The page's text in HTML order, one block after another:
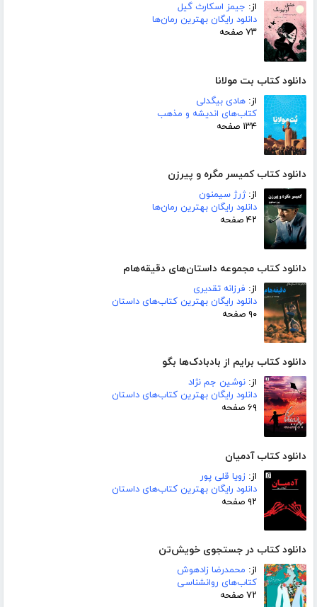
از: جیمز اسکارث گیل
دانلود رایگان بهترین رمان‌ها
۷۳ صفحه
دانلود کتاب بت مولانا
از: هادی بیگدلی
کتاب‌های اندیشه و مذهب
۱۳۴ صفحه
دانلود کتاب کمیسر مگره و پیرزن
از:ژرژ سیمنون
دانلود رایگان بهترین رمان‌ها
۴۲ صفحه
دانلود کتاب مجموعه داستان‌های دقیقه‌هام
از: فرزانه تقدیری
دانلود رایگان بهترین کتاب‌های داستان
۹۰ صفحه
دانلود کتاب برایم از بادبادک‌ها بگو
از: نوشین جم نژاد
دانلود رایگان بهترین کتاب‌های داستان
۶۹ صفحه
دانلود کتاب آدمیان
از: زویا قلی پور
دانلود رایگان بهترین کتاب‌های داستان
۹۲ صفحه
دانلود کتاب در جستجوی خویش‌تن
از: محمدرضا زادهوش
کتاب‌های روانشناسی
۷۲ صفحه